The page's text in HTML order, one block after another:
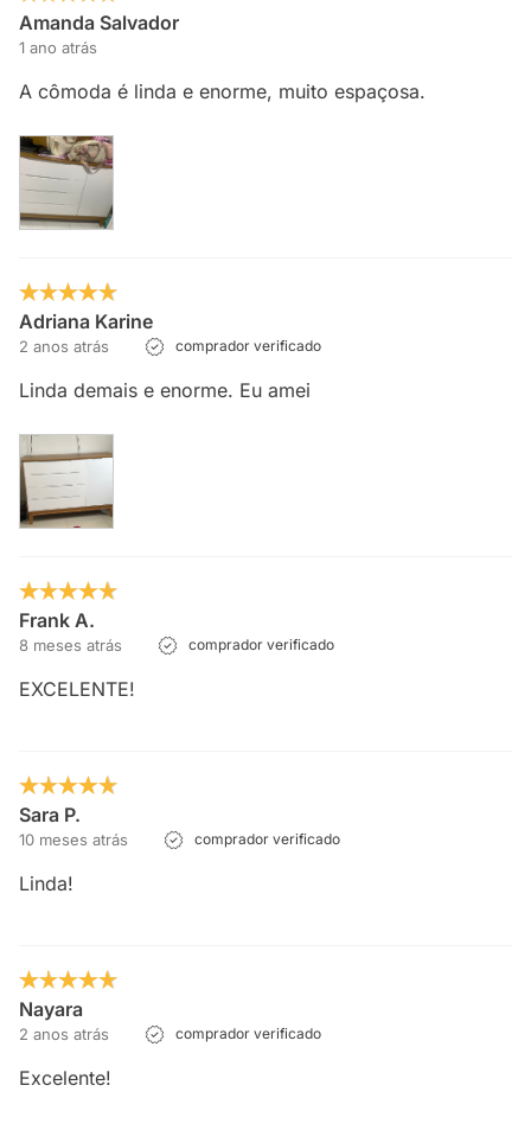
Amanda Salvador
1 ano atrás
A cômoda é linda e enorme, muito espaçosa.
Adriana Karine
2 anos atrás comprador verificado
Linda demais e enorme. Eu amei
Frank A.
8 meses atrás comprador verificado
EXCELENTE!
Sara P.
10 meses atrás comprador verificado
Linda!
Nayara
2 anos atrás comprador verificado
Excelente!